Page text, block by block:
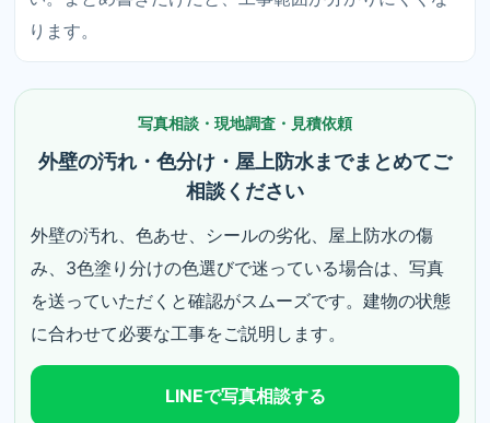
ります。
写真相談・現地調査・見積依頼
外壁の汚れ・色分け・屋上防水までまとめてご
相談ください
外壁の汚れ、色あせ、シールの劣化、屋上防水の傷
み、3色塗り分けの色選びで迷っている場合は、写真
を送っていただくと確認がスムーズです。建物の状態
に合わせて必要な工事をご説明します。
LINEで写真相談する